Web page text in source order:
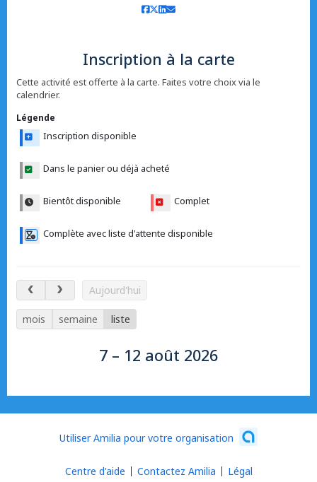
Inscription à la carte
Cette activité est offerte à la carte. Faites votre choix via le
calendrier.
Légende
Inscription disponible
Dans le panier ou déjà acheté
Bientôt disponible Complet
Complète avec liste d'attente disponible
7 – 12 août 2026
Aujourd'hui
mois semaine liste
7 – 12 août 2026
Utiliser Amilia pour votre organisation
Centre d'aide Contactez Amilia Légal